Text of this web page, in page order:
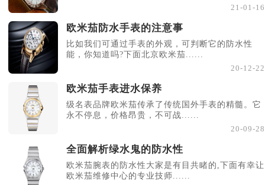
21-01-16
欧米茄防水手表的注意事
比如我们可通过手表的外观，可判断它的防水性
能，你知道吗?下面北京欧米茄......
20-12-22
欧米茄手表进水保养
级名表品牌欧米茄传承了传统国外手表的精髓。它
永不停息，价格昂贵，不可战......
20-09-28
全面解析绿水鬼的防水性
欧米茄腕表的防水性大家是有目共睹的,下面有幸让
欧米茄维修中心的专业技师......